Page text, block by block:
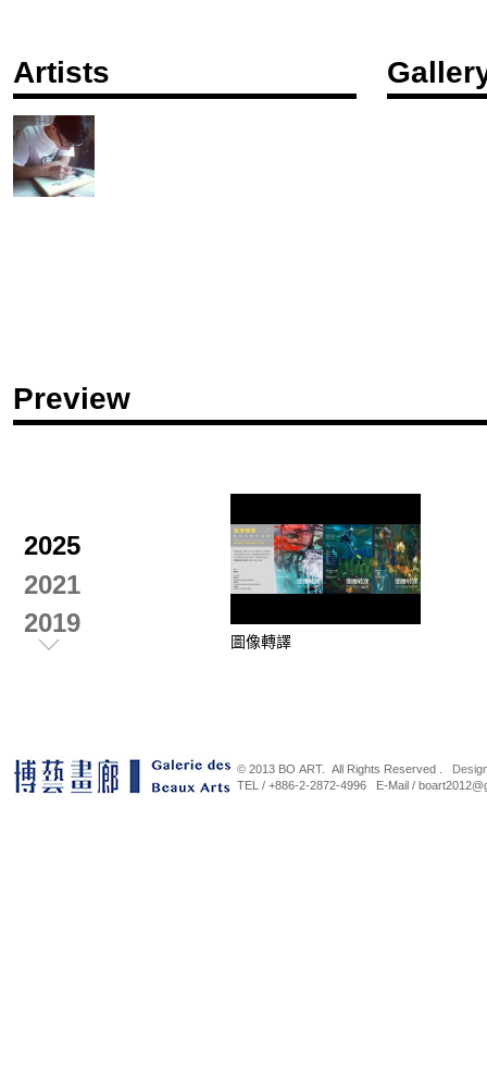
Artists
Preview
2025
2021
2019
2015
圖像轉譯
© 2013 BO ART. All Rights Reserved .
TEL / +886-2-2872-4996 E-Mail /